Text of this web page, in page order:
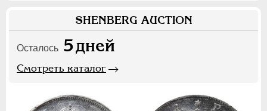
SHENBERG AUCTION
Осталось 5дней
Смотреть каталог